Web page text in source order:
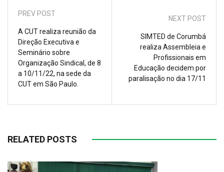
PREV POST
A CUT realiza reunião da
Direção Executiva e
Seminário sobre
Organização Sindical, de 8
a 10/11/22, na sede da
CUT em São Paulo.
NEXT POST
SIMTED de Corumbá
realiza Assembleia e
Profissionais em
Educação decidem por
paralisação no dia 17/11
RELATED POSTS